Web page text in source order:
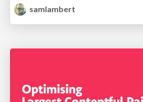
samlambert